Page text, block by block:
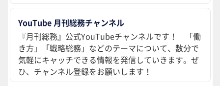
YouTube 月刊総務チャンネル
『月刊総務』公式YouTubeチャンネルです！ 「働
き方」「戦略総務」などのテーマについて、数分で
気軽にキャッチできる情報を発信していきます。ぜ
ひ、チャンネル登録をお願いします！